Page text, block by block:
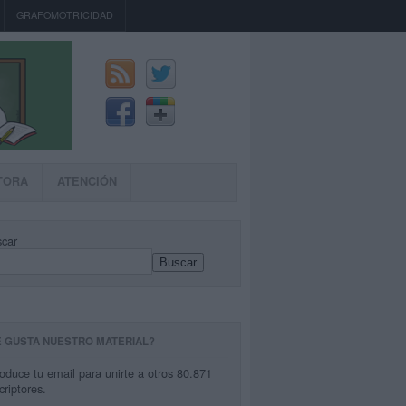
GRAFOMOTRICIDAD
ATENCIÓN
Buscar
GUSTA NUESTRO MATERIAL?
tu email para unirte a otros 80.871